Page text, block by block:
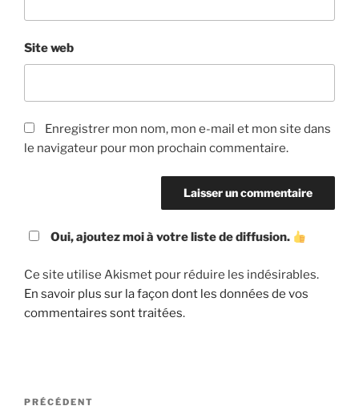
Site web
Enregistrer mon nom, mon e-mail et mon site dans
le navigateur pour mon prochain commentaire.
Oui, ajoutez moi à votre liste de diffusion.
Ce site utilise Akismet pour réduire les indésirables.
En savoir plus sur la façon dont les données de vos
commentaires sont traitées.
Navigation
Article
PRÉCÉDENT